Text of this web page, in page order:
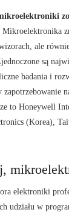
ale
są
badania i
to Honeywell
(Korea),
elektroniki
udziału w